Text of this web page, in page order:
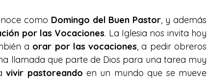
como Domingo del Buen Pastor, y además
por las Vocaciones. La Iglesia nos invita hoy
a orar por las vocaciones, a pedir obreros
llamada que parte de Dios para una tarea muy
vivir pastoreando en un mundo que se mueve